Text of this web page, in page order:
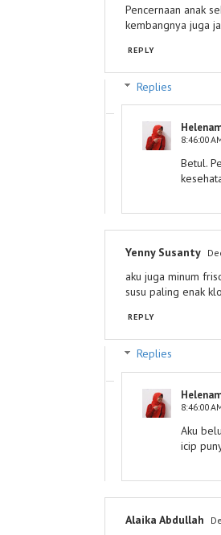
Pencernaan anak
kembangnya juga
REPLY
Replies
8:46:00
Betul.
Yenny Susanty
aku juga minum
susu paling enak
REPLY
Replies
8:46:00
Aku
icip
Alaika Abdullah